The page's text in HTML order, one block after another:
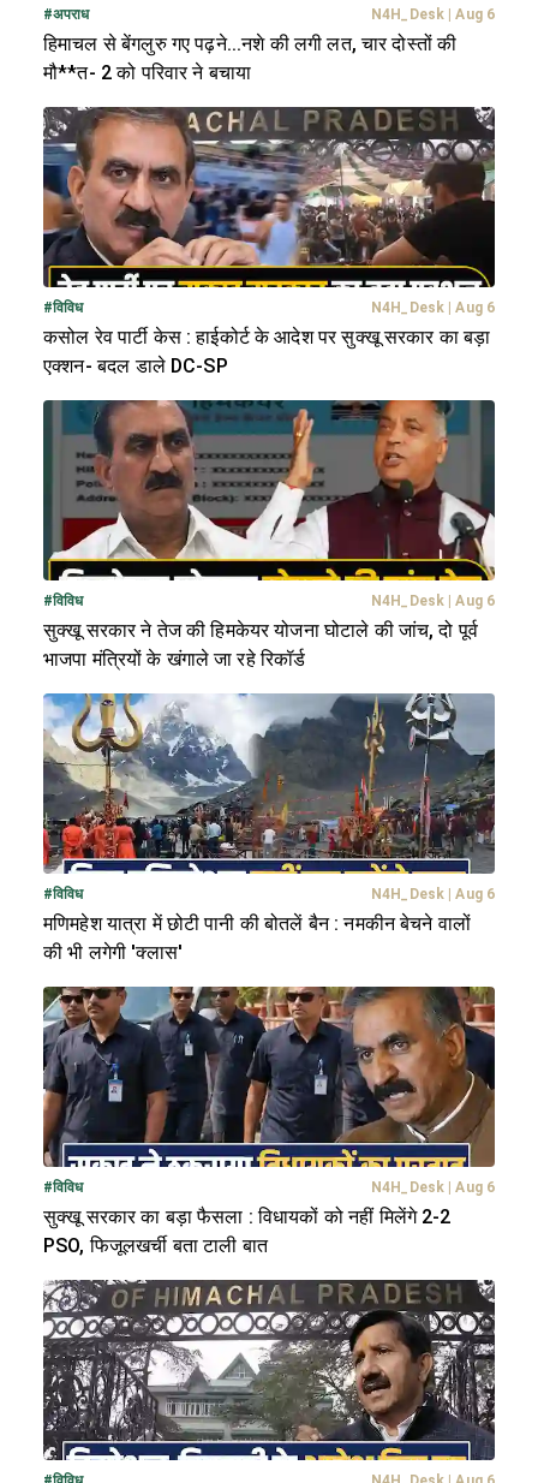
#अपराध N4H_Desk Aug 6
हिमाचल से बेंगलुरु गए पढ़ने...नशे की लगी लत, चार दोस्तों की
मौ**त- 2 को परिवार ने बचाया
#विविध N4H_Desk Aug 6
कसोल रेव पार्टी केस : हाईकोर्ट के आदेश पर सुक्खू सरकार का बड़ा
एक्शन- बदल डाले DC-SP
#विविध N4H_Desk Aug 6
सुक्खू सरकार ने तेज की हिमकेयर योजना घोटाले की जांच, दो पूर्व
भाजपा मंत्रियों के खंगाले जा रहे रिकॉर्ड
#विविध N4H_Desk Aug 6
मणिमहेश यात्रा में छोटी पानी की बोतलें बैन : नमकीन बेचने वालों
की भी लगेगी 'क्लास'
#विविध N4H_Desk Aug 6
सुक्खू सरकार का बड़ा फैसला : विधायकों को नहीं मिलेंगे 2-2
PSO, फिजूलखर्ची बता टाली बात